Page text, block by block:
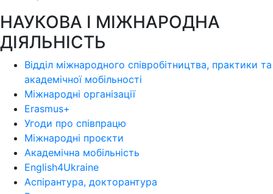
НАУКОВА І МІЖНАРОДНА
ДІЯЛЬНІСТЬ
Відділ міжнародного співробітництва, практики та
академічної мобільності
Міжнародні організації
Erasmus+
Угоди про співпрацю
Міжнародні проєкти
Академічна мобільність
English4Ukraine
Аспірантура, докторантура